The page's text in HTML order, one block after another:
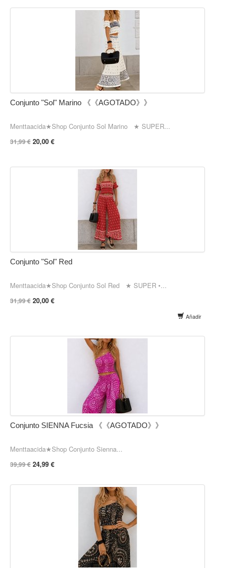
Conjunto "Sol" Marino 《《AGOTADO》》
Menttaacida★Shop Conjunto Sol Marino ★ SUPER...
31,99 € 20,00 €
Conjunto "Sol" Red
Menttaacida★Shop Conjunto Sol Red ★ SUPER •...
31,99 € 20,00 €
Añadir
Conjunto SIENNA Fucsia 《《AGOTADO》》
Menttaacida★Shop Conjunto Sienna...
39,99 € 24,99 €